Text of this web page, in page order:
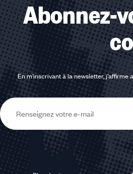
Abonnez-
En m'inscrivant à la newsletter, j'affirme
E-
mail